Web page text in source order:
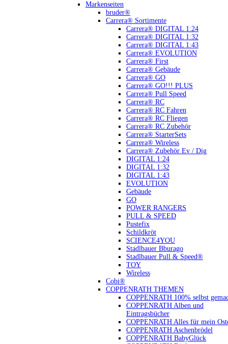
Markenseiten
bruder®
Carrera® Sortimente
Carrera® DIGITAL 1:24
Carrera® DIGITAL 1:32
Carrera® DIGITAL 1:43
Carrera® EVOLUTION
Carrera® First
Carrera® Gebäude
Carrera® GO
Carrera® GO!!! PLUS
Carrera® Pull Speed
Carrera® RC
Carrera® RC Fahren
Carrera® RC Fliegen
Carrera® RC Zubehör
Carrera® StarterSets
Carrera® Wireless
Carrera® Zubehör Ev / Dig
DIGITAL 1:24
DIGITAL 1:32
DIGITAL 1:43
EVOLUTION
Gebäude
GO
POWER RANGERS
PULL & SPEED
Pustefix
Schildkröt
SCIENCE4YOU
Stadlbauer Bburago
Stadlbauer Pull & Speed®
TOY
Wireless
Cobi®
COPPENRATH THEMEN
COPPENRATH 100% selbst
COPPENRATH Alben und
Eintragsbücher
COPPENRATH Alles für mein
COPPENRATH Aschenbrödel
COPPENRATH BabyGlück